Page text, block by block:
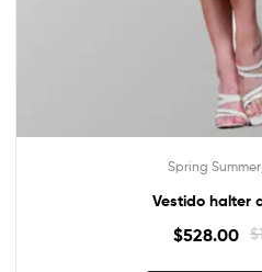
Spring Summer
Vestido halter
$
$528.00